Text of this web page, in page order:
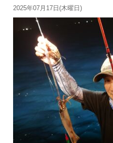
2025年07月17日(木曜日)